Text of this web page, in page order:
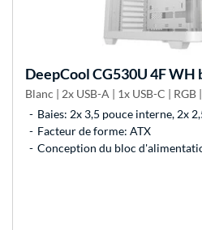
DeepCoolCG530U 4F
Blanc | 2x USB-A | 1x USB-C |
Baies: 2x 3,5 pouce interne, 2x
Facteur de forme: ATX
Conception du bloc